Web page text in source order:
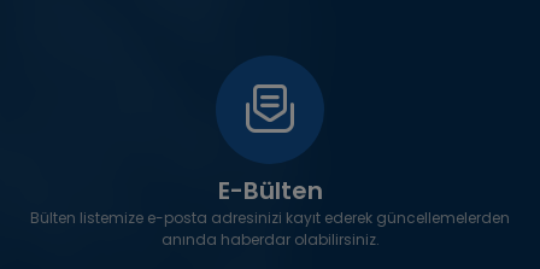
E-Bülten
Bülten listemize e-posta adresinizi kayıt ederek güncellemelerden
anında haberdar olabilirsiniz.